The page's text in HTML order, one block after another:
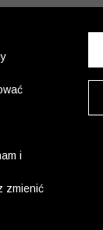
i
zmienić